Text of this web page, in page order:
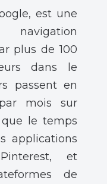
est une
plus de 100
dans le
passent en
mois sur
que le temps
applications
et
de